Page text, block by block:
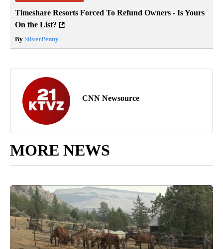
Timeshare Resorts Forced To Refund Owners - Is Yours
On the List?
By SilverPenny
CNN Newsource
MORE NEWS